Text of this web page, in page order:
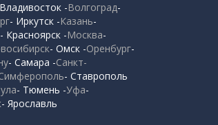
-Волгоград-
- Иркутск -Казань-
- Красноярск -Москва-
- Омск -Оренбург-
- Самара -Санкт-
- Ставрополь
- Тюмень -Уфа-
- Ярославль